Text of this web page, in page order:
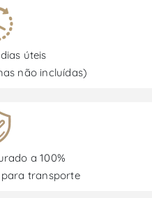
úteis
não incluídas)
a 100%
para transporte